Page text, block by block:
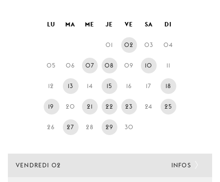
VISITE
JEUNE
PUBLIC
MONNAIE
NOUS
SOUTENIR
LU MA ME JE VE SA DI
01 02 03 04
05 06 07 08 09 10 11
12 13 14 15 16 17 18
19 20 21 22 23 24 25
26 27 28 29 30
VENDREDI 02 INFOS